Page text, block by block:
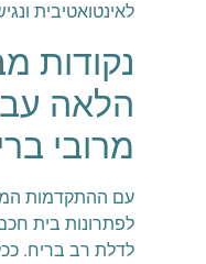
לאינטואטיבית
נקודות
הלאה
מרובי
עם ההתקדמות
לפתרונות בית
לדלת רב בריח.